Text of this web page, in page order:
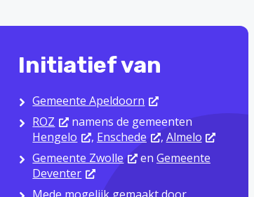
Initiatief van
Gemeente Apeldoorn
ROZ
namens de gemeenten
Hengelo
, Enschede , Almelo
Gemeente Zwolle
en Gemeente
Deventer